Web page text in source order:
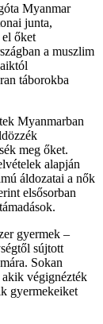
Myanmar
junta,
el őket
a muszlim
táborokba
Myanmarban
meg őket.
alapján
áldozatai a nők
elsősorban
gyermek –
sújtott
Sokan
végignézték
gyermekeiket